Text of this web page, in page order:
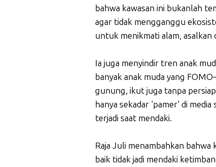
bahwa kawasan ini bukanlah
agar tidak mengganggu
untuk menikmati alam, asalkan
Ia juga menyindir tren anak
banyak anak muda yang
gunung, ikut juga tanpa
hanya sekadar 'pamer' di
terjadi saat mendaki.
Raja Juli menambahkan
baik tidak jadi mendaki